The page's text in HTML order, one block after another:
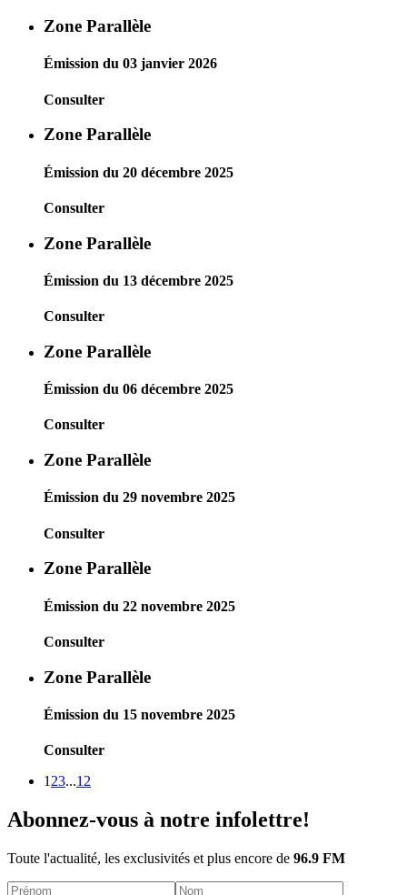
Zone Parallèle
Émission du 03 janvier 2026
Consulter
Zone Parallèle
Émission du 20 décembre 2025
Consulter
Zone Parallèle
Émission du 13 décembre 2025
Consulter
Zone Parallèle
Émission du 06 décembre 2025
Consulter
Zone Parallèle
Émission du 29 novembre 2025
Consulter
Zone Parallèle
Émission du 22 novembre 2025
Consulter
Zone Parallèle
Émission du 15 novembre 2025
Consulter
1 23...12
Abonnez-vous à notre infolettre!
Toute l'actualité, les exclusivités et plus encore de 96.9 FM